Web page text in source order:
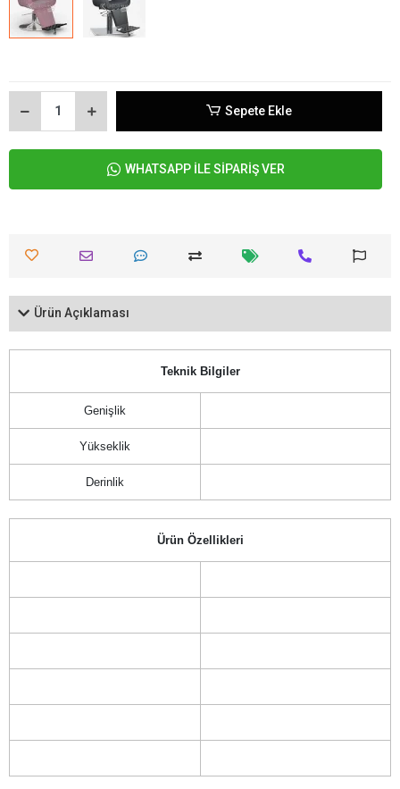
Sepete Ekle
WHATSAPP İLE SİPARİŞ VER
Ürün Açıklaması
Teknik Bilgiler
Genişlik
Yükseklik
Derinlik
Ürün Özellikleri